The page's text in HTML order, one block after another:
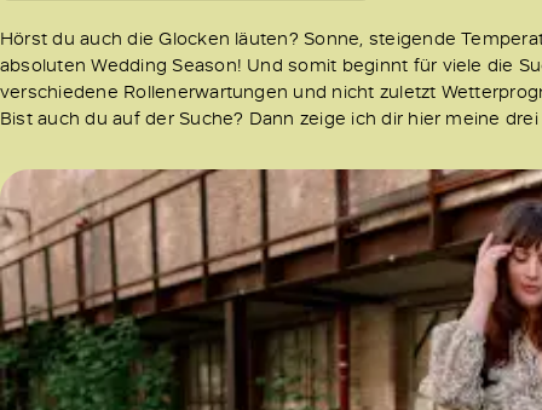
Hörst du auch die Glocken läuten? Sonne, steigende
absoluten Wedding Season! Und somit beginnt für viele die
verschiedene Rollenerwartungen und nicht zuletzt
Bist auch du auf der Suche? Dann zeige ich dir hier meine